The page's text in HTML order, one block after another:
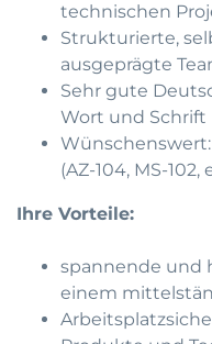
technischen
Strukturierte,
ausgeprägte
Sehr gute
Wort und Schrift
(AZ-104, MS-102,
Ihre Vorteile:
spannende und
einem